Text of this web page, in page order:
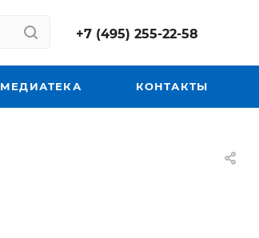
+7 (495) 255-22-58
МЕДИАТЕКА КОНТАКТЫ